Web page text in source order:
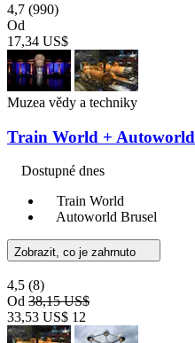
4,7 (990)
Od
17,34 US$
Muzea vědy a techniky
Train World + Autoworld
Dostupné dnes
Train World
Autoworld Brusel
Zobrazit, co je zahrnuto
4,5 (8)
Od 38,15 US$
33,53 US$ 12